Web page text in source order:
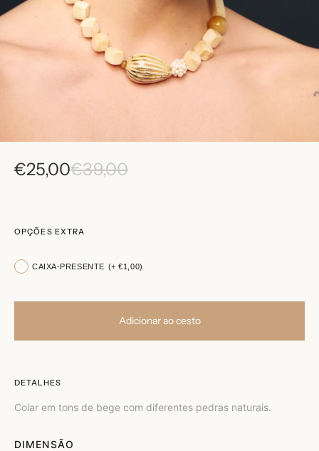
€25,00€39,00
OPÇÕES EXTRA
CAIXA-PRESENTE (+ €1,00)
Adicionar ao cesto
DETALHES
Colar em tons de bege com diferentes pedras naturais.
DIMENSÃO